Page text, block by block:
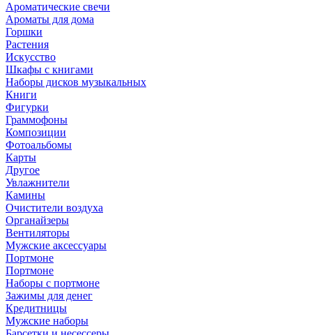
Ароматические свечи
Ароматы для дома
Горшки
Растения
Искусство
Шкафы с книгами
Наборы дисков музыкальных
Книги
Фигурки
Граммофоны
Композиции
Фотоальбомы
Карты
Другое
Увлажнители
Камины
Очистители воздуха
Органайзеры
Вентиляторы
Мужские аксессуары
Портмоне
Портмоне
Наборы с портмоне
Зажимы для денег
Кредитницы
Мужские наборы